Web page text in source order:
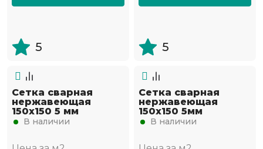
5 5
Сетка сварная
нержавеющая
150х150 5 мм
В наличии
Сетка сварная
нержавеющая
150х150 5мм
В наличии